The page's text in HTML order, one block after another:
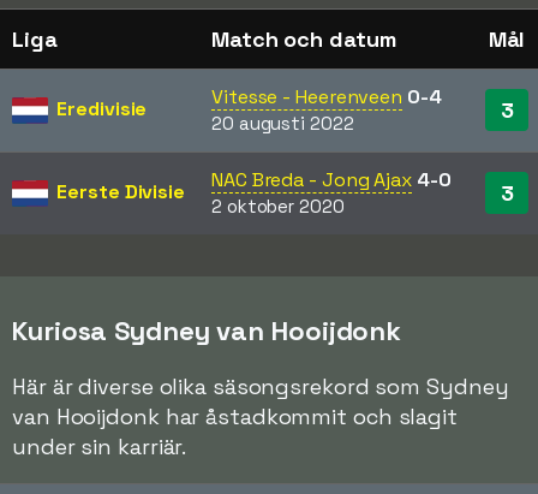
Liga Match och datum Mål
Eredivisie Vitesse - Heerenveen 0-4
20 augusti 2022 3
Eerste Divisie NAC Breda - Jong Ajax 4-0
2 oktober 2020 3
Kuriosa Sydney van Hooijdonk
Här är diverse olika säsongsrekord som Sydney
van Hooijdonk har åstadkommit och slagit
under sin karriär.